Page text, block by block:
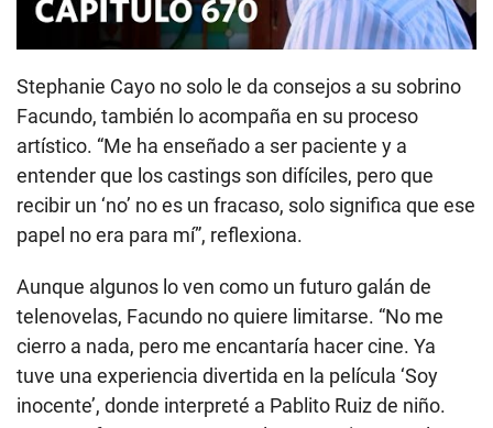
Stephanie Cayo no solo le da consejos a su sobrino
Facundo, también lo acompaña en su proceso
artístico. “Me ha enseñado a ser paciente y a
entender que los castings son difíciles, pero que
recibir un ‘no’ no es un fracaso, solo significa que ese
papel no era para mí”, reflexiona.
Aunque algunos lo ven como un futuro galán de
telenovelas, Facundo no quiere limitarse. “No me
cierro a nada, pero me encantaría hacer cine. Ya
tuve una experiencia divertida en la película ‘Soy
inocente’, donde interpreté a Pablito Ruiz de niño.